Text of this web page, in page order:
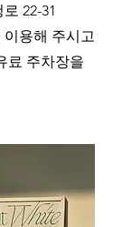
22-31
용해 주시고
료 주차장을